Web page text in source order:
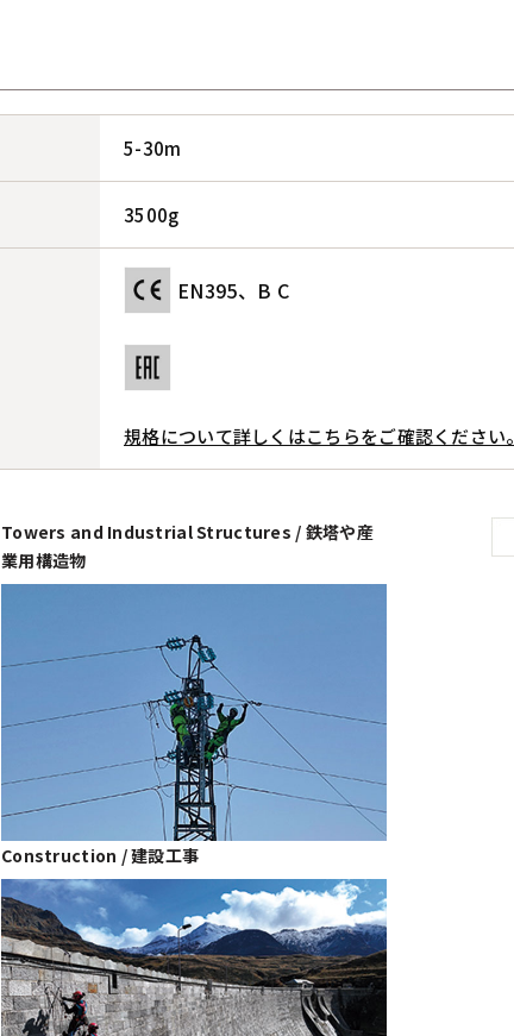
5-30m
3500g
EN395、B C
規格について詳しくはこちらをご確認ください。
Towers and Industrial Structures / 鉄塔や産
業用構造物
Construction / 建設工事